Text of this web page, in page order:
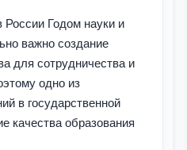
Годом науки и
важно создание
для сотрудничества и
одно из
в государственной
качества образования